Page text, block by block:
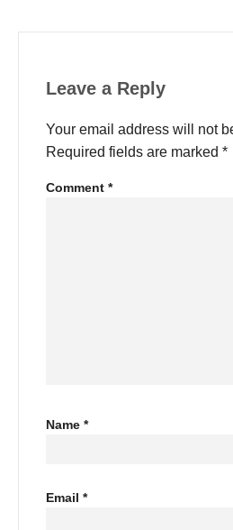
Leave a Reply
Your email address will not
Required fields are marked *
Comment *
Name *
Email *